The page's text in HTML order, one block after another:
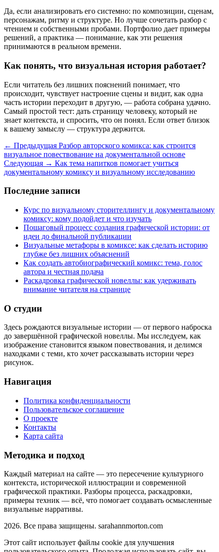
Да, если анализировать его системно: по композиции, сценам,
персонажам, ритму и структуре. Но лучше сочетать разбор с
чтением и собственными пробами. Портфолио дает примеры
решений, а практика — понимание, как эти решения
принимаются в реальном времени.
Как понять, что визуальная история работает?
Если читатель без лишних пояснений понимает, что
происходит, чувствует настроение сцены и видит, как одна
часть истории переходит в другую, — работа собрана удачно.
Самый простой тест: дать страницу человеку, который не
знает контекста, и спросить, что он понял. Если ответ близок
к вашему замыслу — структура держится.
← Предыдущая Разбор авторского комикса: как строится
визуальное повествование на документальной основе
Следующая → Как тема напитков помогает учиться
документальному комиксу и визуальному исследованию
Последние записи
Курс по визуальному сторителлингу и документальному
комиксу: кому подойдет и что изучать
Пошаговый процесс создания графической истории: от
идеи до финальной публикации
Визуальные метафоры в комиксе: как сделать историю
глубже без лишних объяснений
Как создать автобиографический комикс: тема, голос
автора и честная подача
Раскадровка графической новеллы: как удерживать
внимание читателя на странице
О студии
Здесь рождаются визуальные истории — от первого наброска
до завершённой графической новеллы. Мы исследуем, как
изображение становится языком повествования, и делимся
находками с теми, кто хочет рассказывать истории через
рисунок.
Навигация
Политика конфиденциальности
Пользовательское соглашение
О проекте
Контакты
Карта сайта
Методика и подход
Каждый материал на сайте — это пересечение культурного
контекста, исторической иллюстрации и современной
графической практики. Разборы процесса, раскадровки,
примеры техник — всё, что помогает создавать осмысленные
визуальные нарративы.
2026. Все права защищены. sarahannmorton.com
Этот сайт использует файлы cookie для улучшения